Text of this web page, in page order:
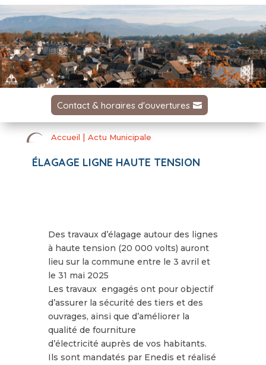
Contact & horaires d'ouvertures
Accueil | Actu Municipale
ÉLAGAGE LIGNE HAUTE TENSION
Des travaux d’élagage autour des lignes
à haute tension (20 000 volts) auront
lieu sur la commune entre le 3 avril et
le 31 mai 2025
Les travaux engagés ont pour objectif
d’assurer la sécurité des tiers et des
ouvrages, ainsi que d’améliorer la
qualité de fourniture
d’électricité auprès de vos habitants.
Ils sont mandatés par Enedis et réalisé